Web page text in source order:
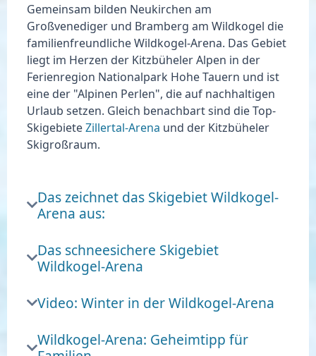
Gemeinsam bilden Neukirchen am
Großvenediger und Bramberg am Wildkogel die
familienfreundlicheWildkogel-Arena. Das Gebiet
liegt im Herzen der Kitzbüheler Alpen in der
Ferienregion Nationalpark Hohe Tauern und ist
eine der "Alpinen Perlen", die auf nachhaltigen
Urlaub setzen. Gleich benachbart sind die Top-
SkigebieteZillertal-Arena und der Kitzbüheler
Skigroßraum.
Das zeichnet das Skigebiet Wildkogel-
Arena aus:
Das schneesichere Skigebiet
Wildkogel-Arena
Video: Winter in der Wildkogel-Arena
Wildkogel-Arena: Geheimtipp für